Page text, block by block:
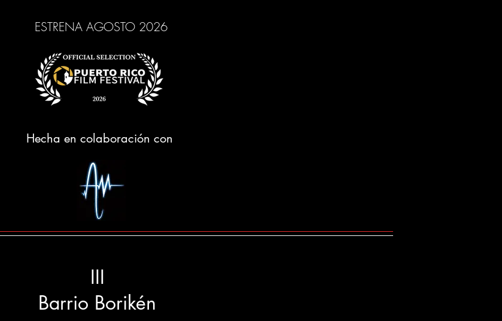
ESTRENA AGOSTO 2026
Hecha en colaboración con
III
Barrio Borikén